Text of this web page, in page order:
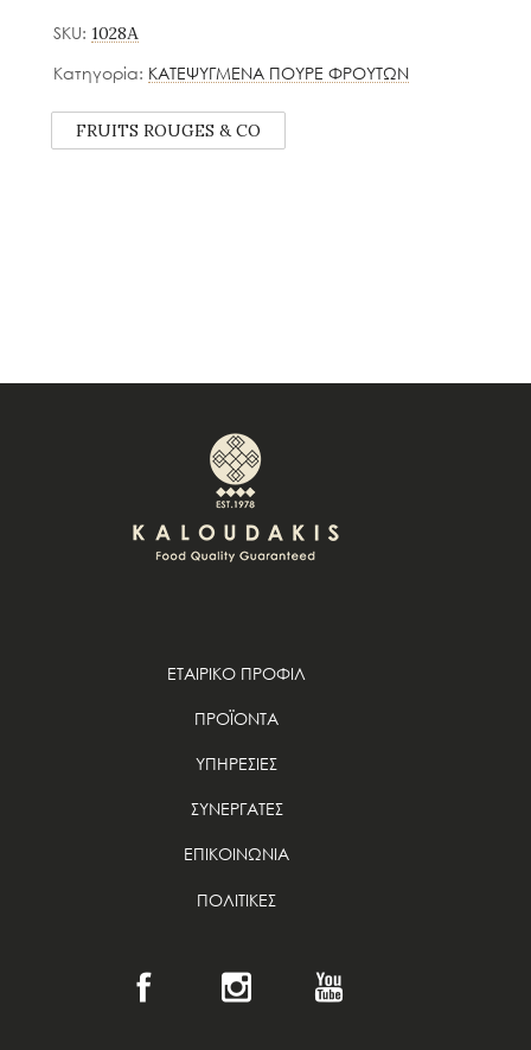
SKU: 1028Α
Κατηγορία: ΚΑΤΕΨΥΓΜΕΝΑ ΠΟΥΡΕ ΦΡΟΥΤΩΝ
FRUITS ROUGES & CO
ΕΤΑΙΡΙΚΟ ΠΡΟΦΙΛ
ΠΡΟΪΟΝΤΑ
ΥΠΗΡΕΣΙΕΣ
ΣΥΝΕΡΓΑΤΕΣ
ΕΠΙΚΟΙΝΩΝΙΑ
ΠΟΛΙΤΙΚΕΣ